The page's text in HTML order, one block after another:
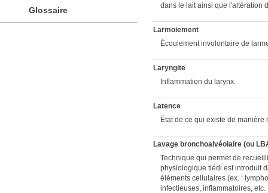
Glossaire
dans le lait ainsi que l'altération
Larmoiement
Écoulement involontaire de
Laryngite
Inflammation du larynx.
Latence
État de ce qui existe de
Lavage bronchoalvéolaire (ou
Technique qui permet de
physiologique tiédi est introduit
éléments cellulaires (ex. :
infectieuses, inflammatoires, etc.